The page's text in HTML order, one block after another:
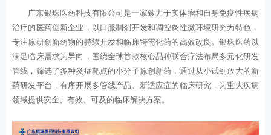
广东银珠医药科技有限公司是一家致力于实体瘤和自身免疫性疾病
治疗的医药创新企业，以口服制剂开发和调控炎性微环境研究为特色，
专注原研创新药物的持续开发和临床特需化药的高效改良。银珠医药以
满足临床需求为导向，围绕全球首款核心品种联合疗法布局多元化研发
管线，筛选了多种炎症靶点的小分子原创新药，通过从小试到放大的新
药研发平台，有序开展多管线产品、新适应症的临床研究，为重大疾病
领域提供安全、有效、可及的临床解决方案。